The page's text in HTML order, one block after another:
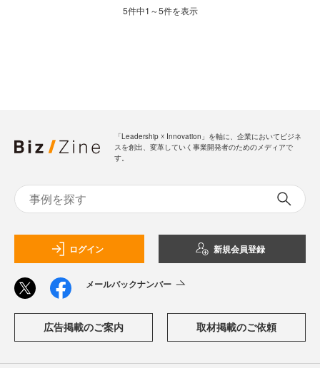
5件中1～5件を表示
「Leadership ☓ Innovation」を軸に、企業においてビジネ
スを創出、変革していく事業開発者のためのメディアで
す。
ログイン 新規会員登録
メールバックナンバー
広告掲載のご案内 取材掲載のご依頼